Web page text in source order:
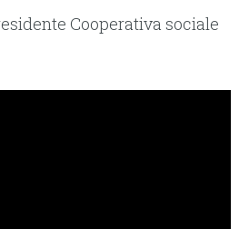
Cooperativa sociale